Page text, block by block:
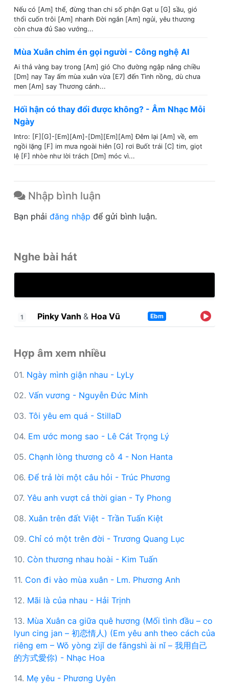
Nếu có [Am] thể, đừng than chi số phận Gạt u [G] sầu, gió
thổi cuốn trôi [Am] nhanh Đời ngắn [Am] ngủi, yêu thương
còn chưa đủ Sao vướng...
Mùa Xuân chim én gọi người - Công nghệ AI
Ai thả vàng bay trong [Am] gió Cho đường ngập nắng chiều
[Dm] nay Tay ấm mùa xuân vừa [E7] đến Tình nồng, dù chưa
men [Am] say Thương cánh...
Hối hận có thay đổi được không? - Âm Nhạc Mỗi
Ngày
Intro: [F][G]-[Em][Am]-[Dm][Em][Am] Đêm lại [Am] về, em
ngồi lặng [F] im mưa ngoài hiên [G] rơi Buốt trái [C] tim, giọt
lệ [F] nhòe như lời trách [Dm] móc vì...
Nhập bình luận
Bạn phải đăng nhập để gửi bình luận.
Nghe bài hát
1 Pinky Vanh & Hoa Vũ Ebm
Hợp âm xem nhiều
01. Ngày mình giận nhau - LyLy
02. Vấn vương - Nguyễn Đức Minh
03. Tôi yêu em quá - StillaD
04. Em ước mong sao - Lê Cát Trọng Lý
05. Chạnh lòng thương cô 4 - Non Hanta
06.Để trả lời một câu hỏi - Trúc Phương
07. Yêu anh vượt cả thời gian - Ty Phong
08. Xuân trên đất Việt - Trần Tuấn Kiệt
09. Chỉ có một trên đời - Trương Quang Lục
10. Còn thương nhau hoài - Kim Tuấn
11. Con đi vào mùa xuân - Lm. Phương Anh
12. Mãi là của nhau - Hải Trịnh
13. Mùa Xuân ca giữa quê hương (Mối tình đầu – co
lyun cing jan – 初恋情人) (Em yêu anh theo cách của
riêng em – Wǒ yòng zìjǐ de fāngshì ài nǐ – 我用自己
的方式愛你) - Nhạc Hoa
14. Mẹ yêu - Phương Uyên